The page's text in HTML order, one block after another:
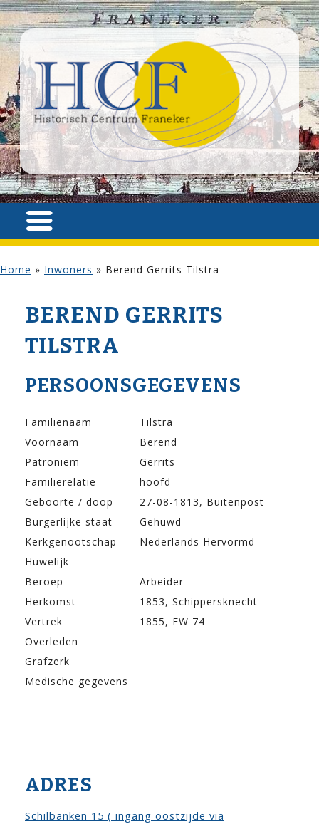
Home » Inwoners » Berend Gerrits Tilstra
BEREND GERRITS
TILSTRA
PERSOONSGEGEVENS
Familienaam
Tilstra
Voornaam
Berend
Patroniem
Gerrits
Familierelatie
hoofd
Geboorte / doop
27-08-1813, Buitenpost
Burgerlijke staat
Gehuwd
Kerkgenootschap
Nederlands Hervormd
Huwelijk
Beroep
Arbeider
Herkomst
1853, Schippersknecht
Vertrek
1855, EW 74
Overleden
Grafzerk
Medische gegevens
ADRES
Schilbanken 15 ( ingang oostzijde via